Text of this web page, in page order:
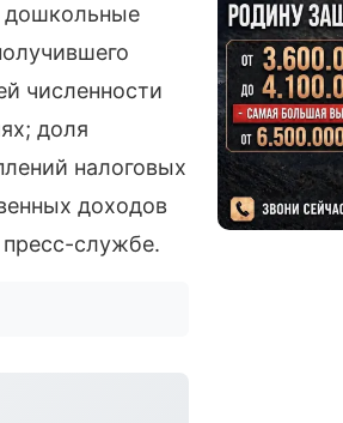
дошкольные
численности
доля
налоговых
доходов
службе.